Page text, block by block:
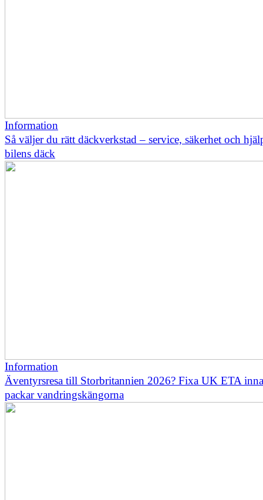
Information
Så väljer du rätt däckverkstad – service, säkerhet och
bilens däck
Information
Äventyrsresa till Storbritannien 2026? Fixa UK ETA
packar vandringskängorna